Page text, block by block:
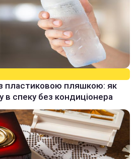
пластиковою пляшкою: як
в спеку без кондиціонера